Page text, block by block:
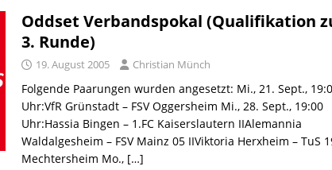
Oddset Verbandspokal (Qualifikation
3. Runde)
19. August 2005 Christian Münch
Folgende Paarungen wurden angesetzt: Mi., 21. Sept.,
Uhr:VfR Grünstadt – FSV Oggersheim Mi., 28. Sept., 19:00
Uhr:Hassia Bingen – 1.FC Kaiserslautern IIAlemannia
Waldalgesheim – FSV Mainz 05 IIViktoria Herxheim – TuS
Mechtersheim Mo., […]